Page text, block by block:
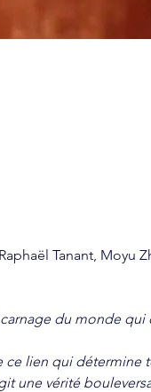
Tanant, Moyu
du monde qui
lien qui détermine
une vérité